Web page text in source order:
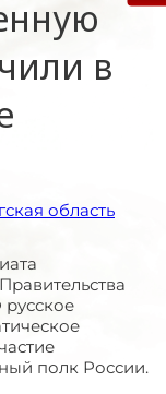
в
область
полк России.